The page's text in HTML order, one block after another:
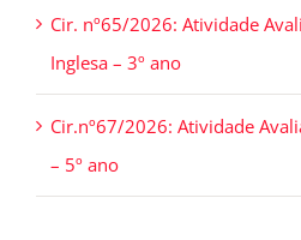
Cir. nº65/2026: Atividade
Inglesa – 3º ano
Cir.nº67/2026: Atividade
– 5º ano